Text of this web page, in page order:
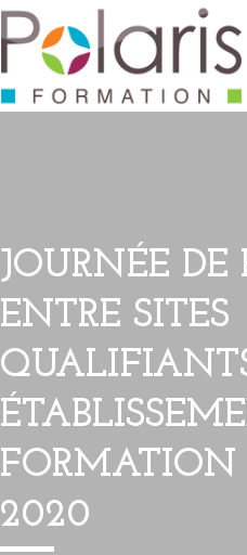
JOURNÉE DE
ENTRE SITES
FORMATION
2020